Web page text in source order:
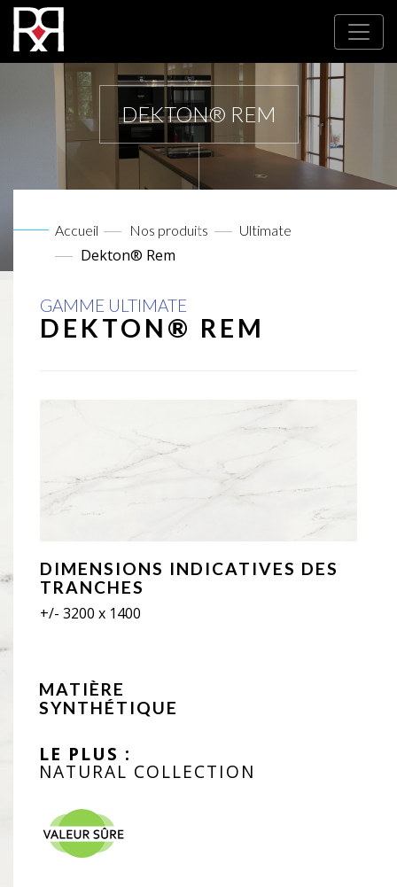
DEKTON® REM
Accueil Nos produits Ultimate
Dekton® Rem
MATIÈRE
SYNTHÉTIQUE
LE PLUS :
NATURAL COLLECTION
GAMME ULTIMATE
DEKTON® REM
DIMENSIONS INDICATIVES DES
TRANCHES
+/- 3200 x 1400